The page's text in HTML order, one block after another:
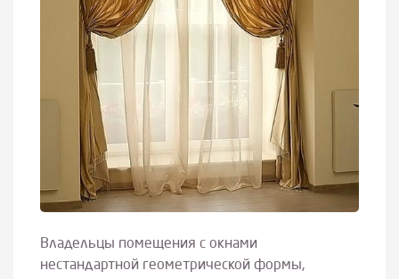
Владельцы помещения с окнами
нестандартной геометрической формы,